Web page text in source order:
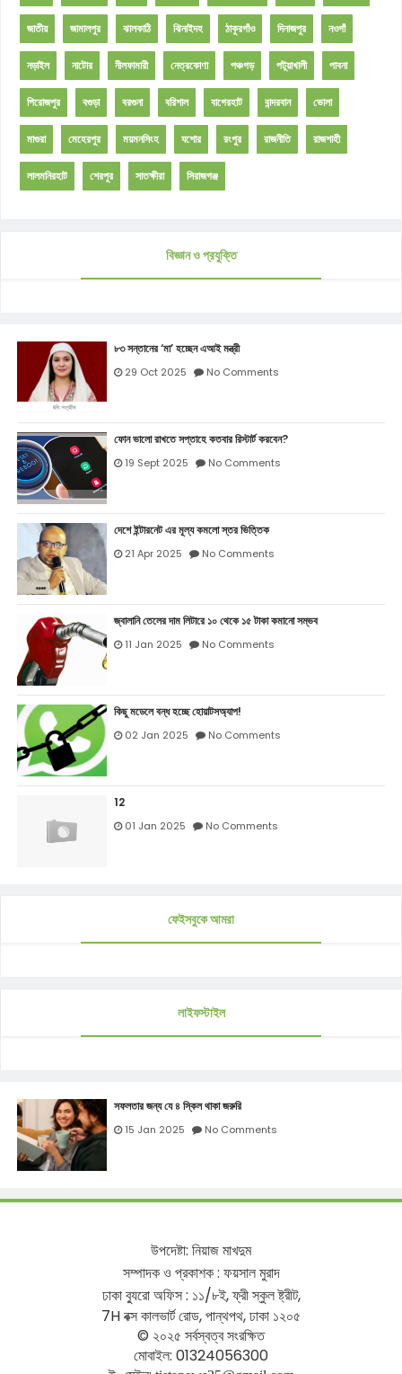
জাতীয় জামালপুর ঝালকাঠি ঝিনাইদহ ঠাকুরগাঁও দিনাজপুর নওগাঁ
নড়াইল নাটোর নীলফামারী নেত্রকোণা পঞ্চগড় পটুয়াখালী পাবনা
পিরোজপুর বগুড়া বরগুনা বরিশাল বাগেরহাট বান্দরবান ভোলা
মাগুরা মেহেরপুর ময়মনসিংহ যশোর রংপুর রাজনীতি রাজশাহী
লালমনিরহাট শেরপুর সাতক্ষীরা সিরাজগঞ্জ
বিজ্ঞান ও প্রযুক্তি
৮৩ সন্তানের ‘মা’ হচ্ছেন এআই মন্ত্রী
29 Oct 2025 No Comments
ফোন ভালো রাখতে সপ্তাহে কতবার রিস্টার্ট করবেন?
19 Sept 2025 No Comments
দেশে ইন্টারনেট এর মূল্য কমলো স্তর ভিত্তিক
21 Apr 2025 No Comments
জ্বালানি তেলের দাম লিটারে ১০ থেকে ১৫ টাকা কমানো সম্ভব
11 Jan 2025 No Comments
কিছু মডেলে বন্ধ হচ্ছে হোয়াটসঅ্যাপ!
02 Jan 2025 No Comments
12
01 Jan 2025 No Comments
ফেইসবুকে আমরা
লাইফস্টাইল
সফলতার জন্য যে ৪ স্কিল থাকা জরুরি
15 Jan 2025 No Comments
উপদেষ্টা: নিয়াজমাখদুম
সম্পাদকও প্রকাশক: ফয়সালমুরাদ
ঢাকাব্যুরোঅফিস: ১১/৮ই,ফ্রীস্কুলষ্ট্রীট,
7Hবক্সকালভার্টরোড,পান্থপথ,ঢাকা ১২০৫
© ২০২৫ সর্বস্বত্বসংরক্ষিত
মোবাইল: 01324056300